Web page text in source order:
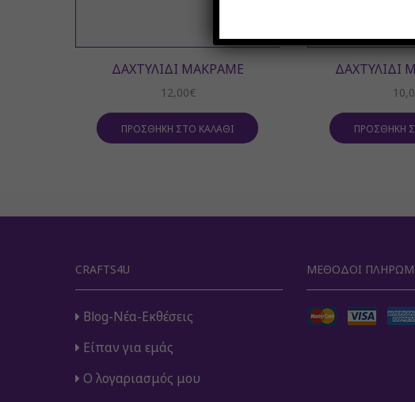
ΔΑΧΤΥΛΊΔΙ ΜΑΚΡΑΜΈ
12,00€
ΠΡΟΣΘΉΚΗ ΣΤΟ ΚΑΛΆΘΙ
ΔΑΧΤΥΛΊΔΙ
ΠΡΟΣΘΉΚΗ
CRAFTS4U
Blog-Νέα-Εκθέσεις
Είπαν για εμάς
Ο λογαριασμός μου
ΜΈΘΟΔΟΙ